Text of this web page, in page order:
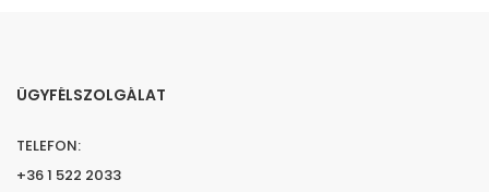
ÜGYFÉLSZOLGÁLAT
TELEFON:
+36 1 522 2033